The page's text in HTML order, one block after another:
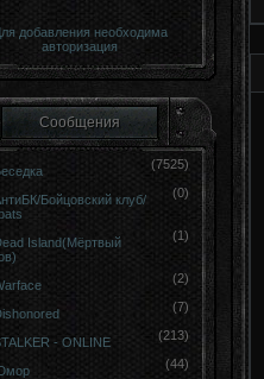
добавления необходима
авторизация
Сообщения
(7525)
Бойцовский клуб/
(0)
Island(Мёртвый
(1)
(2)
(7)
- ONLINE (213)
(44)